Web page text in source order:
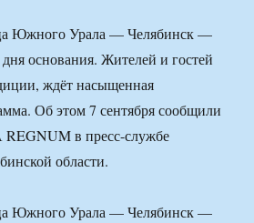
Южного Урала — Челябинск —
дня основания. Жителей и гостей
ждёт насыщенная
Об этом 7 сентября сообщили
в пресс-службе
области.
Южного Урала — Челябинск —